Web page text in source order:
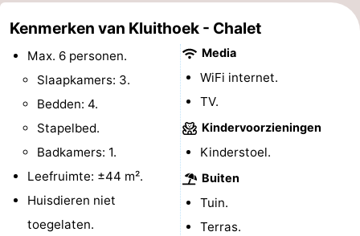
Duiveland
-
Renesse
Brouwershaven
Bruinisse
Zierikzee
-
Natuur
Kenmerken van Kluithoek - Chalet
Max. 6 personen.
Slaapkamers: 3.
Bedden: 4.
Stapelbed.
Badkamers: 1.
Leefruimte: ±44 m².
Huisdieren niet
toegelaten.
Media
WiFi internet.
TV.
Kindervoorzieningen
Kinderstoel.
Buiten
Tuin.
Terras.